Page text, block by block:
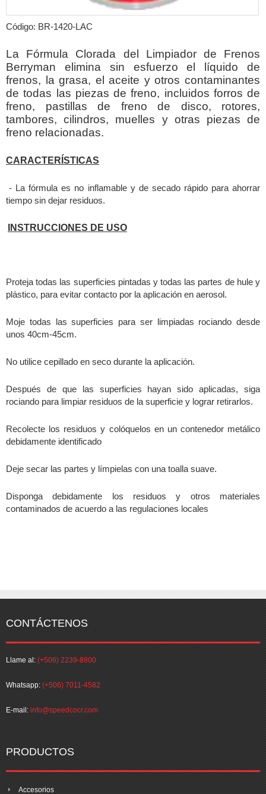
Código: BR-1420-LAC
La Fórmula Clorada del Limpiador de Frenos
Berryman elimina sin esfuerzo el líquido de
frenos, la grasa, el aceite y otros contaminantes
de todas las piezas de freno, incluidos forros de
freno, pastillas de freno de disco, rotores,
tambores, cilindros, muelles y otras piezas de
freno relacionadas.
CARACTERÍSTICAS
- La fórmula es no inflamable y de secado rápido para ahorrar
tiempo sin dejar residuos.
INSTRUCCIONES DE USO
Proteja todas las superficies pintadas y todas las partes de hule y
plástico, para evitar contacto por la aplicación en aerosol.
Moje todas las superficies para ser limpiadas rociando desde
unos 40cm-45cm.
No utilice cepillado en seco durante la aplicación.
Después de que las superficies hayan sido aplicadas, siga
rociando para limpiar residuos de la superficie y lograr retirarlos.
Recolecte los residuos y colóquelos en un contenedor metálico
debidamente identificado
Deje secar las partes y límpielas con una toalla suave.
Disponga debidamente los residuos y otros materiales
contaminados de acuerdo a las regulaciones locales
CONTÁCTENOS
Llame al: (+506) 2239-8800
Whatsapp: (+506) 7011-4582
E-mail: info@speedcocr.com
PRODUCTOS
Accesorios